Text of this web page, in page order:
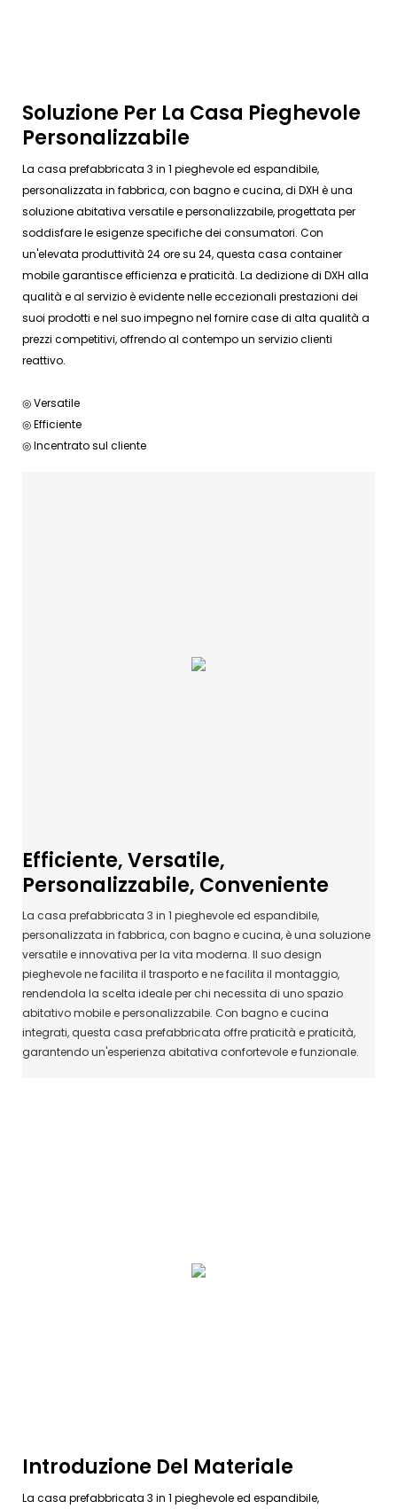
Soluzione Per La Casa Pieghevole
Personalizzabile
La casa prefabbricata 3 in 1 pieghevole ed espandibile,
personalizzata in fabbrica, con bagno e cucina, di DXH è una
soluzione abitativa versatile e personalizzabile, progettata per
soddisfare le esigenze specifiche dei consumatori. Con
un'elevata produttività 24 ore su 24, questa casa container
mobile garantisce efficienza e praticità. La dedizione di DXH alla
qualità e al servizio è evidente nelle eccezionali prestazioni dei
suoi prodotti e nel suo impegno nel fornire case di alta qualità a
prezzi competitivi, offrendo al contempo un servizio clienti
reattivo.
◎ Versatile
◎ Efficiente
◎ Incentrato sul cliente
Efficiente, Versatile,
Personalizzabile, Conveniente
La casa prefabbricata 3 in 1 pieghevole ed espandibile,
personalizzata in fabbrica, con bagno e cucina, è una soluzione
versatile e innovativa per la vita moderna. Il suo design
pieghevole ne facilita il trasporto e ne facilita il montaggio,
rendendola la scelta ideale per chi necessita di uno spazio
abitativo mobile e personalizzabile. Con bagno e cucina
integrati, questa casa prefabbricata offre praticità e praticità,
garantendo un'esperienza abitativa confortevole e funzionale.
Introduzione Del Materiale
La casa prefabbricata 3 in 1 pieghevole ed espandibile,